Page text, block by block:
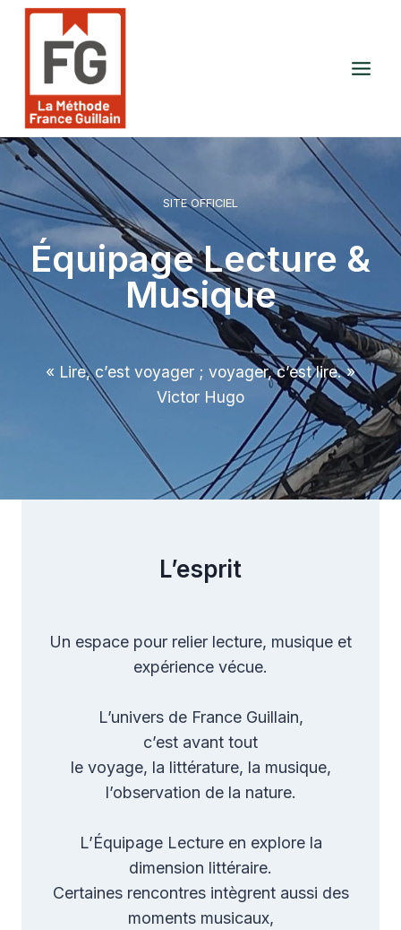
Aller
contenu
SITE OFFICIEL
Équipage Lecture &
Musique
« Lire, c’est voyager ; voyager, c’est lire. »
Victor Hugo
L’esprit
Un espace pour relier lecture, musique et
expérience vécue.
L’univers de France Guillain,
c’est avant tout
le voyage, la littérature, la musique,
l’observation de la nature.
L’Équipage Lecture en explore la
dimension littéraire.
Certaines rencontres intègrent aussi des
moments musicaux,